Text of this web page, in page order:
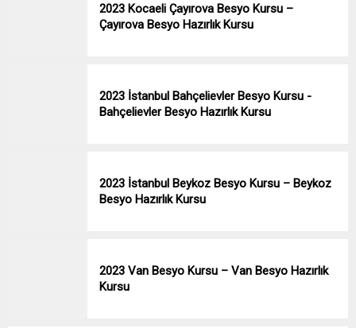
2023 Kocaeli Çayırova Besyo Kursu –
Çayırova Besyo Hazırlık Kursu
2023 İstanbul Bahçelievler Besyo Kursu -
Bahçelievler Besyo Hazırlık Kursu
2023 İstanbul Beykoz Besyo Kursu – Beykoz
Besyo Hazırlık Kursu
2023 Van Besyo Kursu – Van Besyo Hazırlık
Kursu